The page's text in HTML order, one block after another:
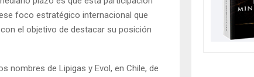
foco estratégico internacional que
el objetivo de destacar su posición
nombres de Lipigas y Evol, en Chile, de